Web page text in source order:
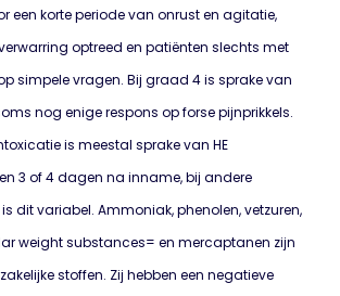
een korte periode van onrust en agitatie,
optreed en patiënten slechts met
simpele vragen. Bij graad 4 is sprake van
nog enige respons op forse pijnprikkels.
is meestal sprake van HE
3 of 4 dagen na inname, bij andere
is dit variabel. Ammoniak, phenolen, vetzuren,
weight substances= en mercaptanen zijn
stoffen. Zij hebben een negatieve